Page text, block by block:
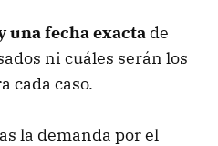
una fecha exacta de
ni cuáles serán los
cada caso.
la demanda por el